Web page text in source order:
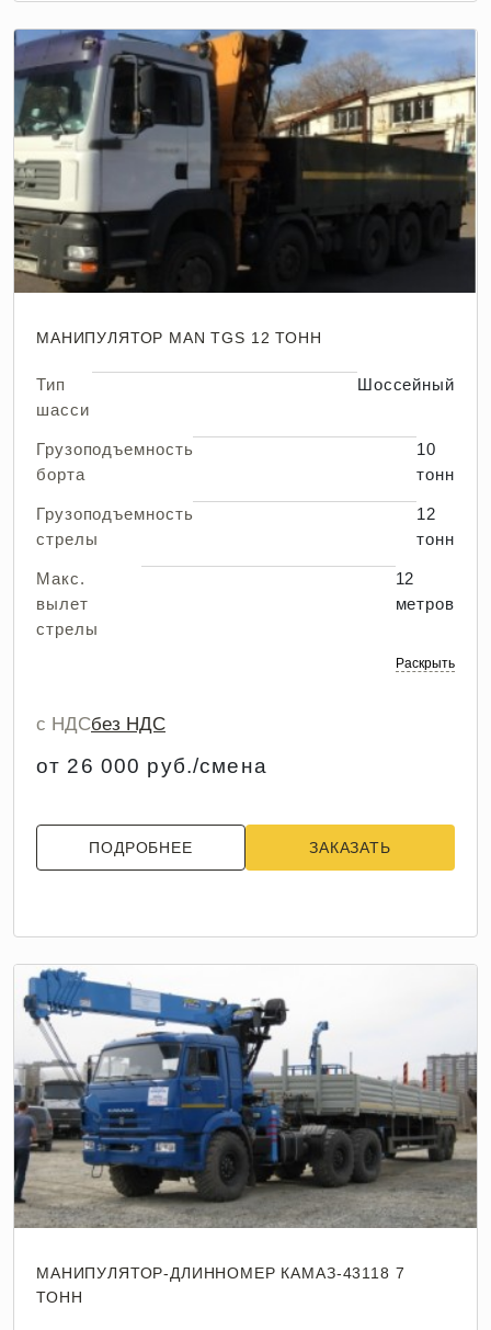
МАНИПУЛЯТОР MAN TGS 12 ТОНН
Тип
шасси
Шоссейный
Грузоподъемность
борта
10
тонн
Грузоподъемность
стрелы
12
тонн
Макс.
вылет
стрелы
12
метров
Раскрыть
с НДСбез НДС
от 26 000 руб./смена
ПОДРОБНЕЕ ЗАКАЗАТЬ
МАНИПУЛЯТОР-ДЛИННОМЕР КАМАЗ-43118 7
ТОНН